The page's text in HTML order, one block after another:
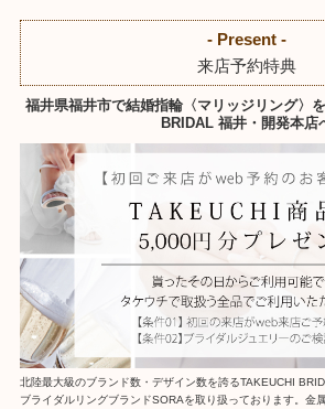
- Present -
来店予約特典
福井県福井市で結婚指輪〈マリッジリング〉
BRIDAL 福井・開発本店
北陸最大級のブランド数・デザイン数を誇るTAKEUCHI
ブライダルリングブランドSORAを取り扱っております。金